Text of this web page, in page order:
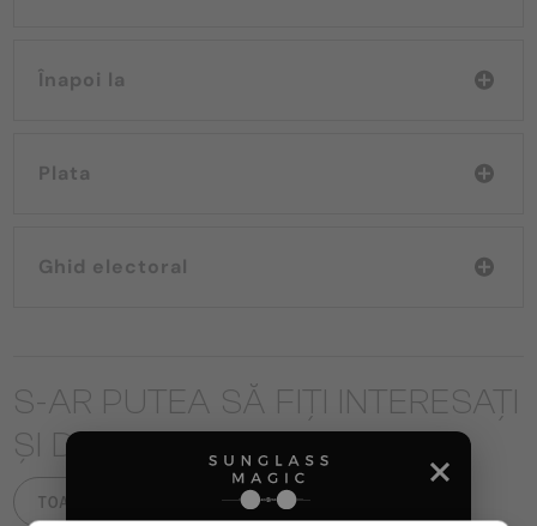
Înapoi la
Plata
Ghid electoral
S-AR PUTEA SĂ FIȚI INTERESAȚI
ȘI DE
TOATE PRODUSELE